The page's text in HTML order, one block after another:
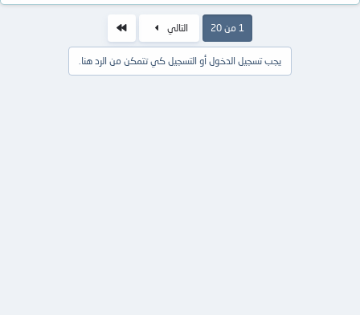
1 من 20 التالي
يجب تسجيل الدخول أو التسجيل كي تتمكن من الرد هنا.